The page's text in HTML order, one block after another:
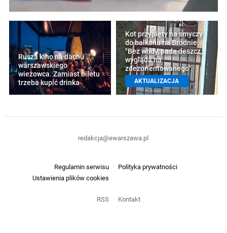
Rusza kino na dachu
warszawskiego
wieżowca. Zamiast biletu
trzeba kupić drinka
Kot przypięty na smyczy
do balkonu na Bródnie.
"Bez wody, pada deszcz,
wygląda na
zdezorientowanego"
AKTUALIZACJA
Regulamin serwisu
Polityka prywatności
Ustawienia plików cookies
RSS Kontakt
redakcja@ewarszawa.pl